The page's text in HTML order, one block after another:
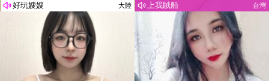
好玩嫂嫂 大陸 上我賊船 台灣